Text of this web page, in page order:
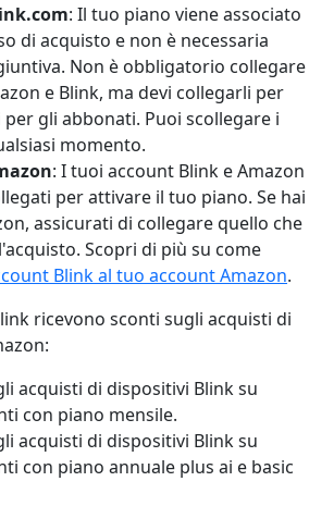
: Il tuo piano viene associato
di acquisto e non è necessaria
Non è obbligatorio collegare
e Blink, ma devi collegarli per
gli abbonati. Puoi scollegare i
momento.
: I tuoi account Blink e Amazon
per attivare il tuo piano. Se hai
assicurati di collegare quello che
Scopri di più su come
Blink al tuo account Amazon.
ricevono sconti sugli acquisti di
acquisti di dispositivi Blink su
con piano mensile.
acquisti di dispositivi Blink su
con piano annuale plus ai e basic